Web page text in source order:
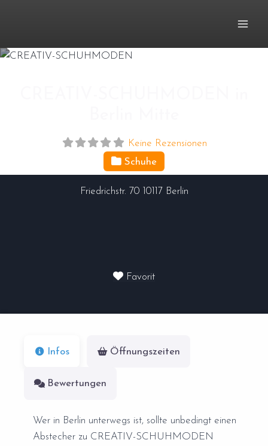
Keine Rezensionen
Schuhe
Friedrichstr. 70 10117 Berlin
Favorit
Infos Öffnungszeiten
Bewertungen
Wer in Berlin unterwegs ist, sollte unbedingt einen
Abstecher zu CREATIV-SCHUHMODEN